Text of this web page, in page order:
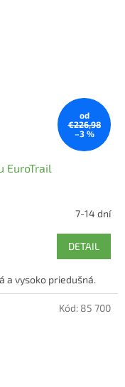
od
€226,98
–3 %
EuroTrail
7-14 dní
DETAIL
a vysoko priedušná.
Kód: 85 700